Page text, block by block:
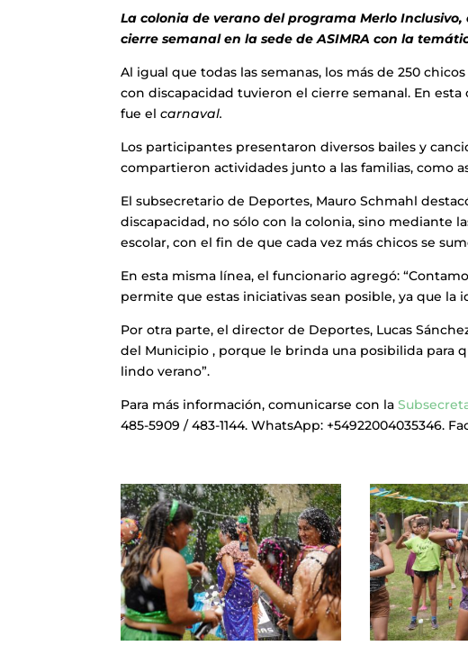
La colonia de verano del programa Merlo
cierre semanal en la sede de ASIMRA con la
Al igual que todas las semanas, los más de 250
con discapacidad tuvieron el cierre semanal. En
fue elcarnaval.
Los participantes presentaron diversos bailes y
compartieron actividades junto a las familias, como
El subsecretario de Deportes, Mauro Schmahl
discapacidad, no sólo con la colonia, sino mediante
escolar, con el fin de que cada vez más chicos se
En esta misma línea, el funcionario agregó:
permite que estas iniciativas sean posible, ya que la
Por otra parte, el director de Deportes, Lucas
del Municipio , porque le brinda una posibilida para
lindo verano”.
Para más información, comunicarse con la
485-5909 / 483-1144. WhatsApp: +54922004035346.